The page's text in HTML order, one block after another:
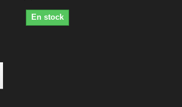
En stock